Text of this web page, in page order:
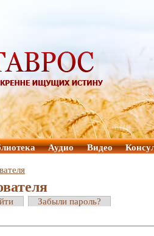
Аудио Видео
Забыли пароль?